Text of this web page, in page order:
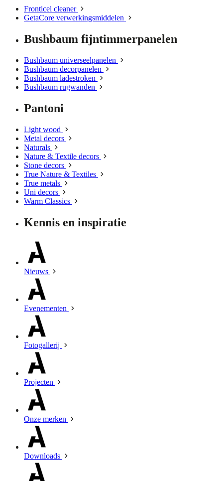
Fronticel cleaner
GetaCore verwerkingsmiddelen
Bushbaum fijntimmerpanelen
Bushbaum universeelpanelen
Bushbaum decorpanelen
Bushbaum ladestroken
Bushbaum rugwanden
Pantoni
Light wood
Metal decors
Naturals
Nature & Textile decors
Stone decors
True Nature & Textiles
True metals
Uni decors
Warm Classics
Kennis en inspiratie
Nieuws
Evenementen
Fotogallerij
Projecten
Onze merken
Downloads